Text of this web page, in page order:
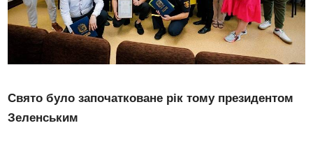
Свято було започатковане рік тому президентом
Зеленським